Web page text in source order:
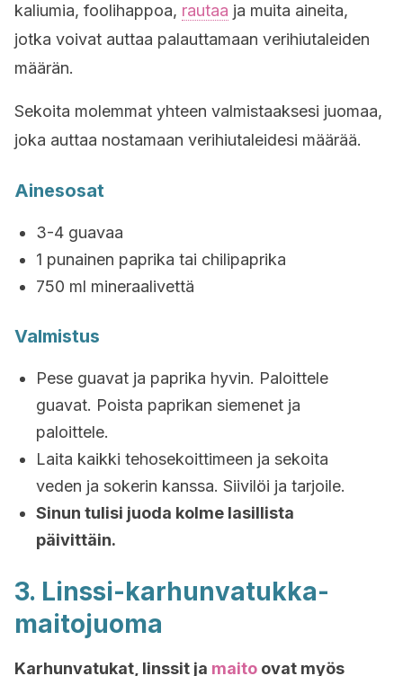
kaliumia, foolihappoa, rautaa ja muita aineita,
jotka voivat auttaa palauttamaan verihiutaleiden
määrän.
Sekoita molemmat yhteen valmistaaksesi juomaa,
joka auttaa nostamaan verihiutaleidesi määrää.
Ainesosat
3-4 guavaa
1 punainen paprika tai chilipaprika
750 ml mineraalivettä
Valmistus
Pese guavat ja paprika hyvin. Paloittele
guavat. Poista paprikan siemenet ja
paloittele.
Laita kaikki tehosekoittimeen ja sekoita
veden ja sokerin kanssa. Siivilöi ja tarjoile.
Sinun tulisi juoda kolme lasillista
päivittäin.
3. Linssi-karhunvatukka-
maitojuoma
Karhunvatukat, linssit ja maito ovat myös